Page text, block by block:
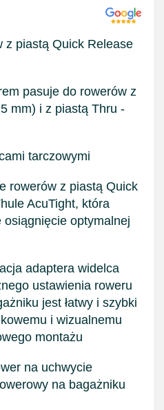
z piastą Quick Release
pasuje do rowerów z
mm) i z piastą Thru -
tarczowymi
rowerów z piastą Quick
AcuTight, która
optymalnej
adaptera widelca
ustawienia roweru
jest łatwy i szybki
i wizualnemu
montażu
na uchwycie
na bagażniku